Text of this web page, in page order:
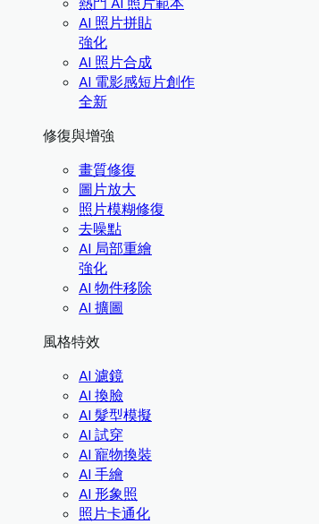
AI 照片拼貼
強化
AI 照片合成
AI 電影感短片創作
全新
修復與增強
畫質修復
圖片放大
照片模糊修復
去噪點
AI 局部重繪
強化
AI 物件移除
AI 擴圖
風格特效
AI 濾鏡
AI 換臉
AI 髮型模擬
AI 試穿
AI 寵物換裝
AI 手繪
AI 形象照
照片卡通化